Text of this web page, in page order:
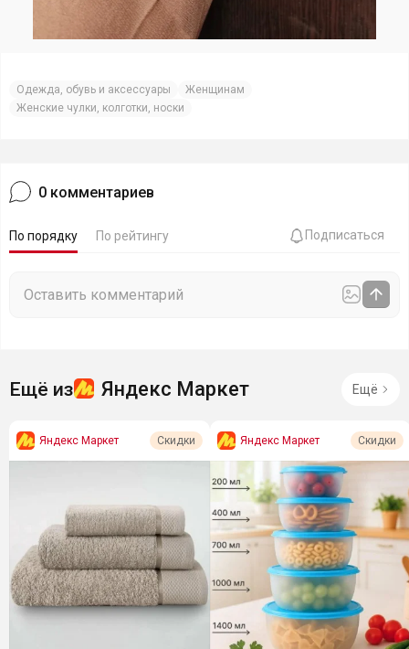
Одежда, обувь и аксессуары
Женщинам
Женские чулки, колготки, носки
0 комментариев
По порядку По рейтингу Подписаться
Ещё из Яндекс Маркет Ещё
Яндекс Маркет Скидки Яндекс Маркет Скидки